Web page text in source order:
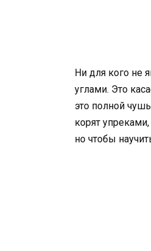
Ни для кого не
углами. Это
это полной
корят
но чтобы